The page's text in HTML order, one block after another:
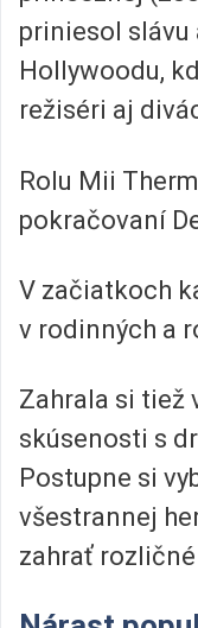
priniesol slávu
Hollywoodu,
režiséri aj
Rolu Mii
pokračovaní
V začiatkoch
v rodinných a
Zahrala si tiež
skúsenosti s
Postupne si
všestrannej
zahrať